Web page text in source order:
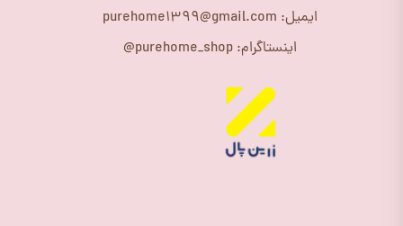
ایمیل: purehome1399@gmail.com
اینستاگرام: purehome_shop@